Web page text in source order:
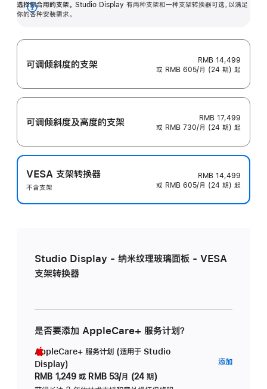
选择你合用的支架。 Studio Display 有两种支架和一种支架转换器可选，以满足
你的各种安装需求。
展
可调倾斜度的支架
RMB 14,499
或 RMB 605/月 (24 期) 起
可调倾斜度及高‍度的支‍架
RMB 17,499
或 RMB 730/月 (24 期) 起
VESA 支架转换器
不含支架
RMB 14,499
或 RMB 605/月 (24 期) 起
Studio Display - 纳米纹理玻璃面板 - VESA
支架转换器
是否要添加 AppleCare+ 服务计划？
AppleCare+ 服务计划 (适用于 Studio
Display)
RMB 1,249 或 RMB 53/月 (24 期)
添加